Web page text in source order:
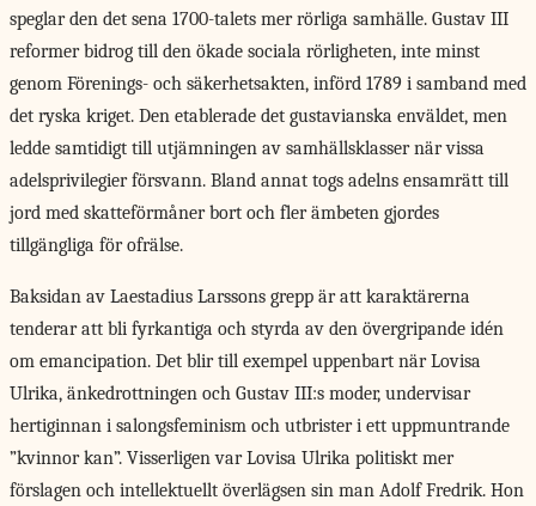
speglar den det sena 1700-talets mer rörliga samhälle. Gustav III
reformer bidrog till den ökade sociala rörligheten, inte minst
genom Förenings- och säkerhetsakten, införd 1789 i samband med
det ryska kriget. Den etablerade det gustavianska enväldet, men
ledde samtidigt till utjämningen av samhällsklasser när vissa
adelsprivilegier försvann. Bland annat togs adelns ensamrätt till
jord med skatteförmåner bort och fler ämbeten gjordes
tillgängliga för ofrälse.
Baksidan av Laestadius Larssons grepp är att karaktärerna
tenderar att bli fyrkantiga och styrda av den övergripande idén
om emancipation. Det blir till exempel uppenbart när Lovisa
Ulrika, änkedrottningen och Gustav III:s moder, undervisar
hertiginnan i salongsfeminism och utbrister i ett uppmuntrande
”kvinnor kan”. Visserligen var Lovisa Ulrika politiskt mer
förslagen och intellektuellt överlägsen sin man Adolf Fredrik. Hon